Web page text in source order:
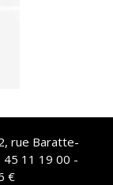
rue Baratte-
45 11 19 00 -
€